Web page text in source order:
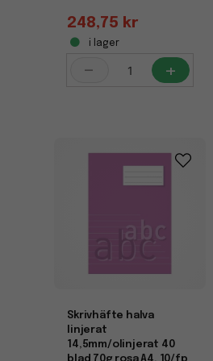
248,75 kr
i lager
- +
Skrivhäfte halva
linjerat
14,5mm/olinjerat 40